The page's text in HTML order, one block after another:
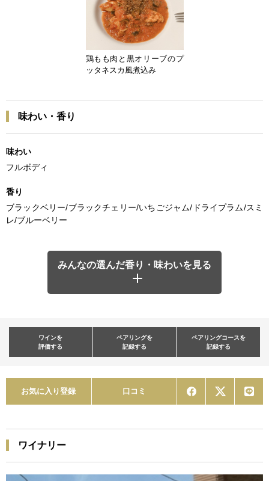
鶏もも肉と黒オリーブのプ
ッタネスカ風煮込み
味わい・香り
味わい
フルボディ
香り
ブラックベリー/ブラックチェリー/いちごジャム/ドライプラム/スミ
レ/ブルーベリー
みんなの選んだ香り・味わいを見る
ワインを
評価する
ペアリングを
記録する
ペアリングコースを
記録する
お気に入り登録 口コミ
ワイナリー